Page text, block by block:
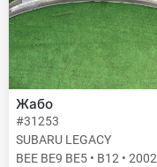
Жабо
#31253
SUBARU LEGACY
BEE BE9 BE5 • B12 • 2002